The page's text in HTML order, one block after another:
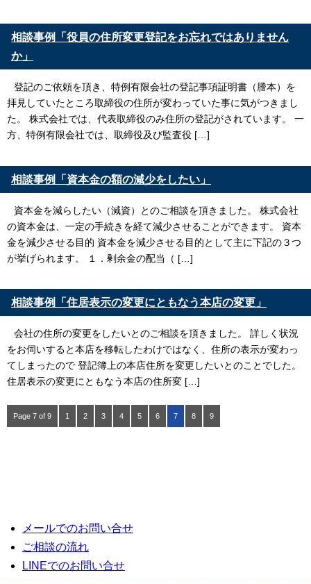
相談事例「役員の住所変更登記をお忘れではありません
か」
登記のご依頼を頂き、特例有限会社の登記事項証明書（謄本）を
拝見していたところ取締役の住所が変わっていた事に気がつきまし
た。 株式会社では、代表取締役のみ住所の登記がされています。 一
方、特例有限会社では、取締役及び監査役 […]
相談事例「資本金の額の減少をしたい」
資本金を減らしたい（減資）とのご相談を頂きました。 株式会社
の資本金は、一定の手続きを経て減少させることができます。 資本
金を減少させる目的 資本金を減少させる目的として主に下記の３つ
が挙げられます。 １．剰余金の配当（ […]
相談事例「住居表示の変更にともなう本店の変更」
会社の住所の変更をしたいとのご相談を頂きました。 詳しく状況
をお伺いすると本店を移転したわけではなく、住所の表示が変わっ
てしまったので 登記簿上の本店住所を変更したいとのことでした。
住居表示の変更にともなう本店の住所変 […]
Page 7 of 9 1 2 3 4 5 6 7 8 9
メールでのお問い合せ
ご相談の流れ
LINEでのお問い合せ